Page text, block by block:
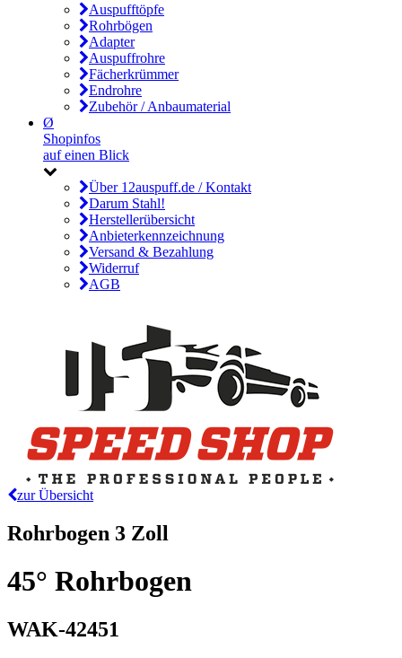
Auspufftöpfe
Rohrbögen
Adapter
Auspuffrohre
Fächerkrümmer
Endrohre
Zubehör / Anbaumaterial
Ø
Shopinfos
auf einen Blick
Über 12auspuff.de / Kontakt
Darum Stahl!
Herstellerübersicht
Anbieterkennzeichnung
Versand & Bezahlung
Widerruf
AGB
zur Übersicht
Rohrbogen 3 Zoll
45° Rohrbogen
WAK-42451